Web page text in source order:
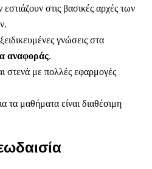
στις βασικές αρχές των
γνώσεις στα
αναφοράς.
στενά με πολλές εφαρμογές
τα μαθήματα είναι διαθέσιμη